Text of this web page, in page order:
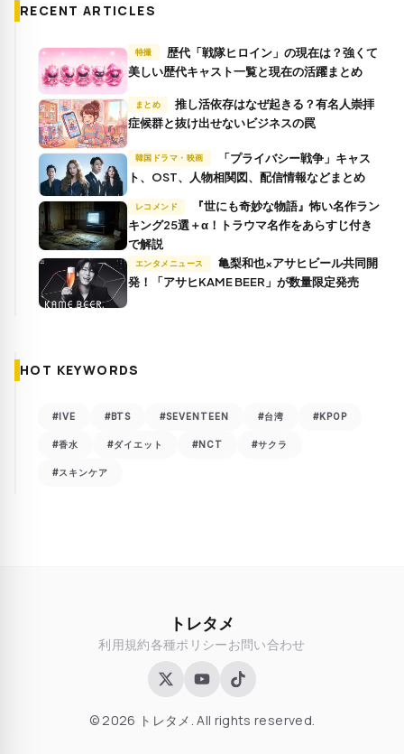
RECENT ARTICLES
特撮
美しい歴代キャスト一覧と現在の活躍まとめ
まとめ
推し活依存はなぜ起きる？有名人崇拝
症候群と抜け出せないビジネスの罠
韓国ドラマ・映画
ト、OST、人物相関図、配信情報などまとめ
レコメンド
キング25選＋α！トラウマ名作をあらすじ付き
で解説
エンタメニュース
発！「アサヒKAME BEER」が数量限定発売
HOT KEYWORDS
#IVE #BTS #SEVENTEEN #台湾 #KPOP
#香水 #ダイエット #NCT #サクラ
#スキンケア
トレタメ
利用規約各種ポリシーお問い合わせ
© 2026 トレタメ. All rights reserved.